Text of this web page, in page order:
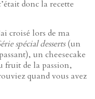
donc la recette
croisé lors de ma
spécial desserts(un
un cheesecake
fruit de la passion,
quand vous avez